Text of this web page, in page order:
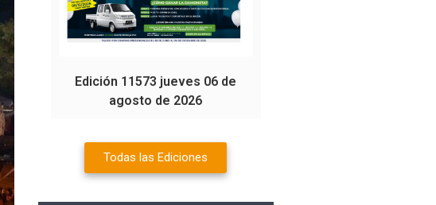
Edición 11573 jueves 06 de
agosto de 2026
Todas las Ediciones